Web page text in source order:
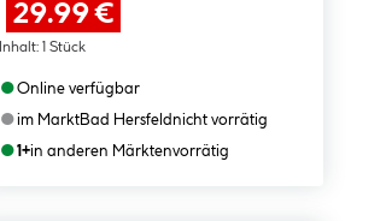
29.99 €
Inhalt: 1 Stück
●Online verfügbar
●im MarktBad Hersfeldnicht vorrätig
●1+in anderen Märktenvorrätig